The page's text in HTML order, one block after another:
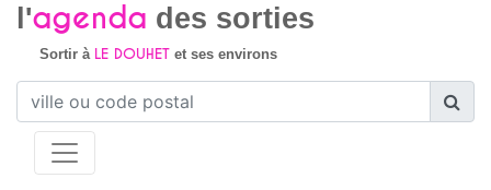
l'agenda des sorties
Sortir à LE DOUHETet ses environs